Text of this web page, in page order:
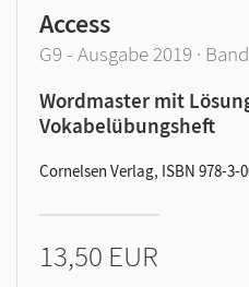
Access
G9 - Ausgabe 2019 ·
Wordmaster mit
Vokabelübungsheft
Cornelsen Verlag, ISBN 978-3-
13,50 EUR